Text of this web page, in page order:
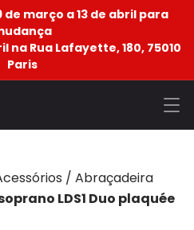
março a 13 de abril para
na Rua Lafayette, 180, 75010
Paris
/ Abraçadeira
LDS1 Duo plaquée